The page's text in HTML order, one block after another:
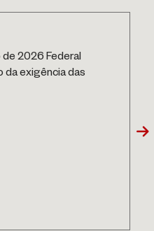
de 2026 Federal
da exigência das